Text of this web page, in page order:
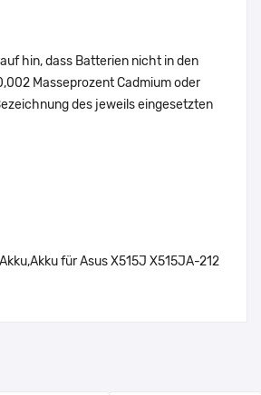
hin, dass Batterien nicht in den
Masseprozent Cadmium oder
des jeweils eingesetzten
für Asus X515J X515JA-212